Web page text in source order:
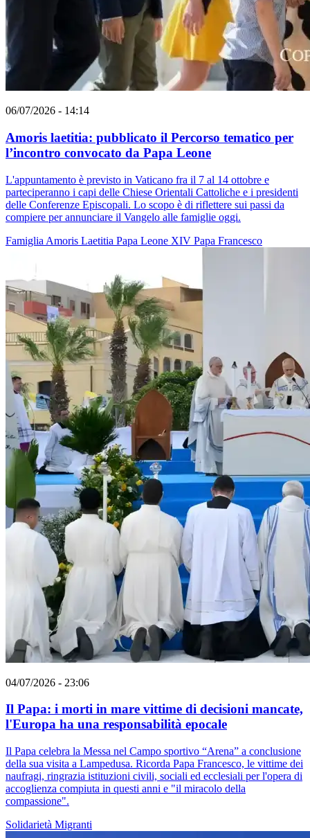
06/07/2026 - 14:14
Amoris laetitia: pubblicato il Percorso tematico per
l’incontro convocato da Papa Leone
L'appuntamento è previsto in Vaticano fra il 7 al 14 ottobre e
parteciperanno i capi delle Chiese Orientali Cattoliche e i presidenti
delle Conferenze Episcopali. Lo scopo è di riflettere sui passi da
compiere per annunciare il Vangelo alle famiglie oggi.
Famiglia Amoris Laetitia Papa Leone XIV Papa Francesco
04/07/2026 - 23:06
Il Papa: i morti in mare vittime di decisioni mancate,
l'Europa ha una responsabilità epocale
Il Papa celebra la Messa nel Campo sportivo “Arena” a conclusione
della sua visita a Lampedusa. Ricorda Papa Francesco, le vittime dei
naufragi, ringrazia istituzioni civili, sociali ed ecclesiali per l'opera di
accoglienza compiuta in questi anni e "il miracolo della
compassione".
Solidarietà Migranti